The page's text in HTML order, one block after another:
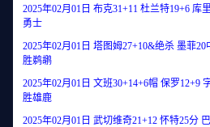
2025年02月01日 布克31+11 杜兰特19+6 库
勇士
2025年02月01日 塔图姆27+10&绝杀 墨菲
胜鹈鹕
2025年02月01日 文班30+14+6帽 保罗12+9
胜雄鹿
2025年02月01日 武切维奇21+12 怀特25分